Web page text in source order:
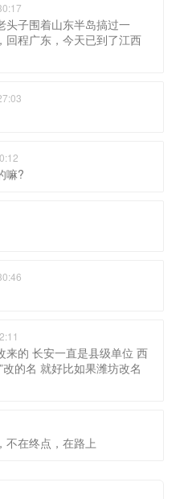
头子围着山东半岛搞过一
回程广东，今天已到了江西
嘛?
来的 长安一直是县级单位 西
的名 就好比如果潍坊改名
不在终点，在路上